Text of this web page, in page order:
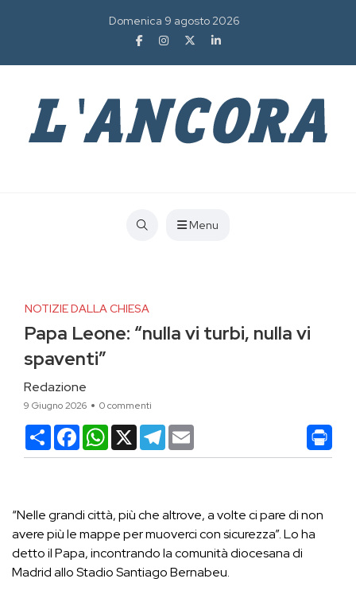
Domenica 9 agosto 2026
Menu
NOTIZIE DALLA CHIESA
Papa Leone: “nulla vi turbi, nulla vi
spaventi”
Redazione
9 Giugno 2026 0 commenti
CondividiFacebookWhatsApp
X Telegram
“Nelle grandi città, più che altrove, a volte ci pare di non
avere più le mappe per muoverci con sicurezza”. Lo ha
detto il Papa, incontrando la comunità diocesana di
Madrid allo Stadio Santiago Bernabeu.